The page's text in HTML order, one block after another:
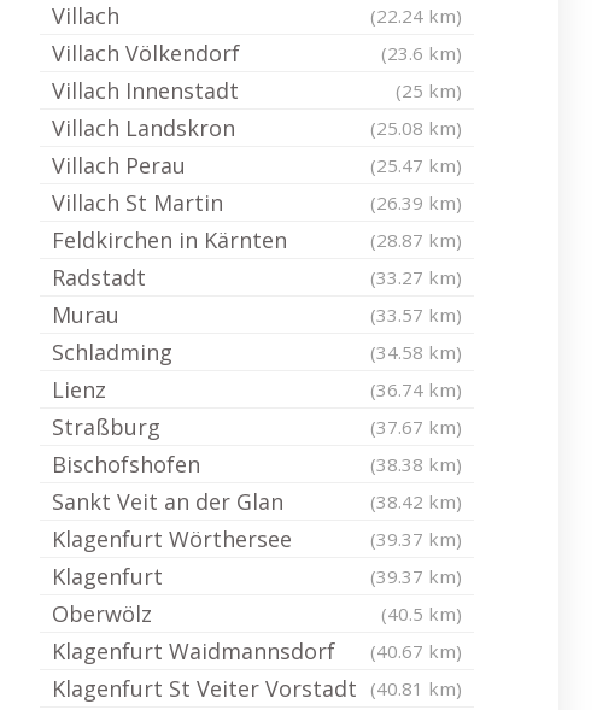
Villach (22.24 km)
Villach Völkendorf (23.6 km)
Villach Innenstadt (25 km)
Villach Landskron (25.08 km)
Villach Perau (25.47 km)
Villach St Martin (26.39 km)
Feldkirchen in Kärnten (28.87 km)
Radstadt (33.27 km)
Murau (33.57 km)
Schladming (34.58 km)
Lienz (36.74 km)
Straßburg (37.67 km)
Bischofshofen (38.38 km)
Sankt Veit an der Glan (38.42 km)
Klagenfurt Wörthersee (39.37 km)
Klagenfurt (39.37 km)
Oberwölz (40.5 km)
Klagenfurt Waidmannsdorf (40.67 km)
Klagenfurt St Veiter Vorstadt (40.81 km)